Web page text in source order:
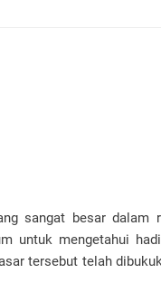
sangat besar dalam
untuk mengetahui
tersebut telah